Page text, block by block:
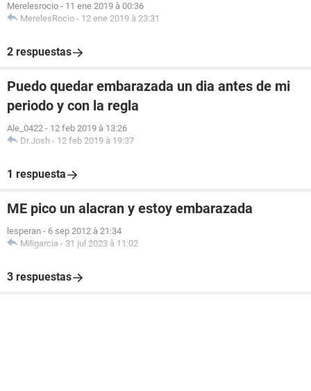
Merelesrocio - 11 ene 2019 à 00:36
MerelesRocio - 12 ene 2019 à 23:31
2 respuestas
Puedo quedar embarazada un dia antes de mi
periodo y con la regla
Ale_0422 - 12 feb 2019 à 13:26
Dr.Josh - 12 feb 2019 à 19:37
1 respuesta
ME pico un alacran y estoy embarazada
lesperan - 6 sep 2012 à 21:34
Miligarcia - 31 jul 2023 à 11:02
3 respuestas